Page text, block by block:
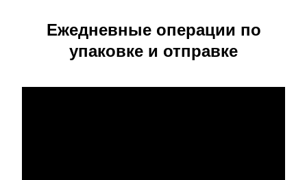
Ежедневные операции по
упаковке и отправке